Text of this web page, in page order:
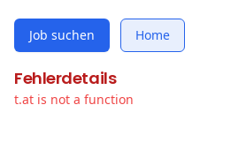
Job suchen Home
Fehlerdetails
t.at is not a function